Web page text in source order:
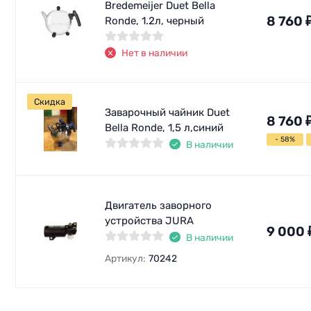
Bredemeijer Duet Bella
Ronde, 1.2л, черный
Нет в наличии
8 760
Заварочный чайник Duet
Bella Ronde, 1,5 л,синий
В наличии
8 760
- 58%
Скидка
Двигатель заворного
устройства JURA
В наличии
Артикул: 70242
9 000